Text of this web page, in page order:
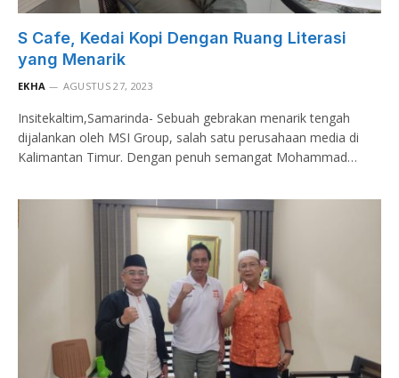
S Cafe, Kedai Kopi Dengan Ruang Literasi
yang Menarik
EKHA AGUSTUS 27, 2023
Insitekaltim,Samarinda- Sebuah gebrakan menarik tengah
dijalankan oleh MSI Group, salah satu perusahaan media di
Kalimantan Timur. Dengan penuh semangat Mohammad…